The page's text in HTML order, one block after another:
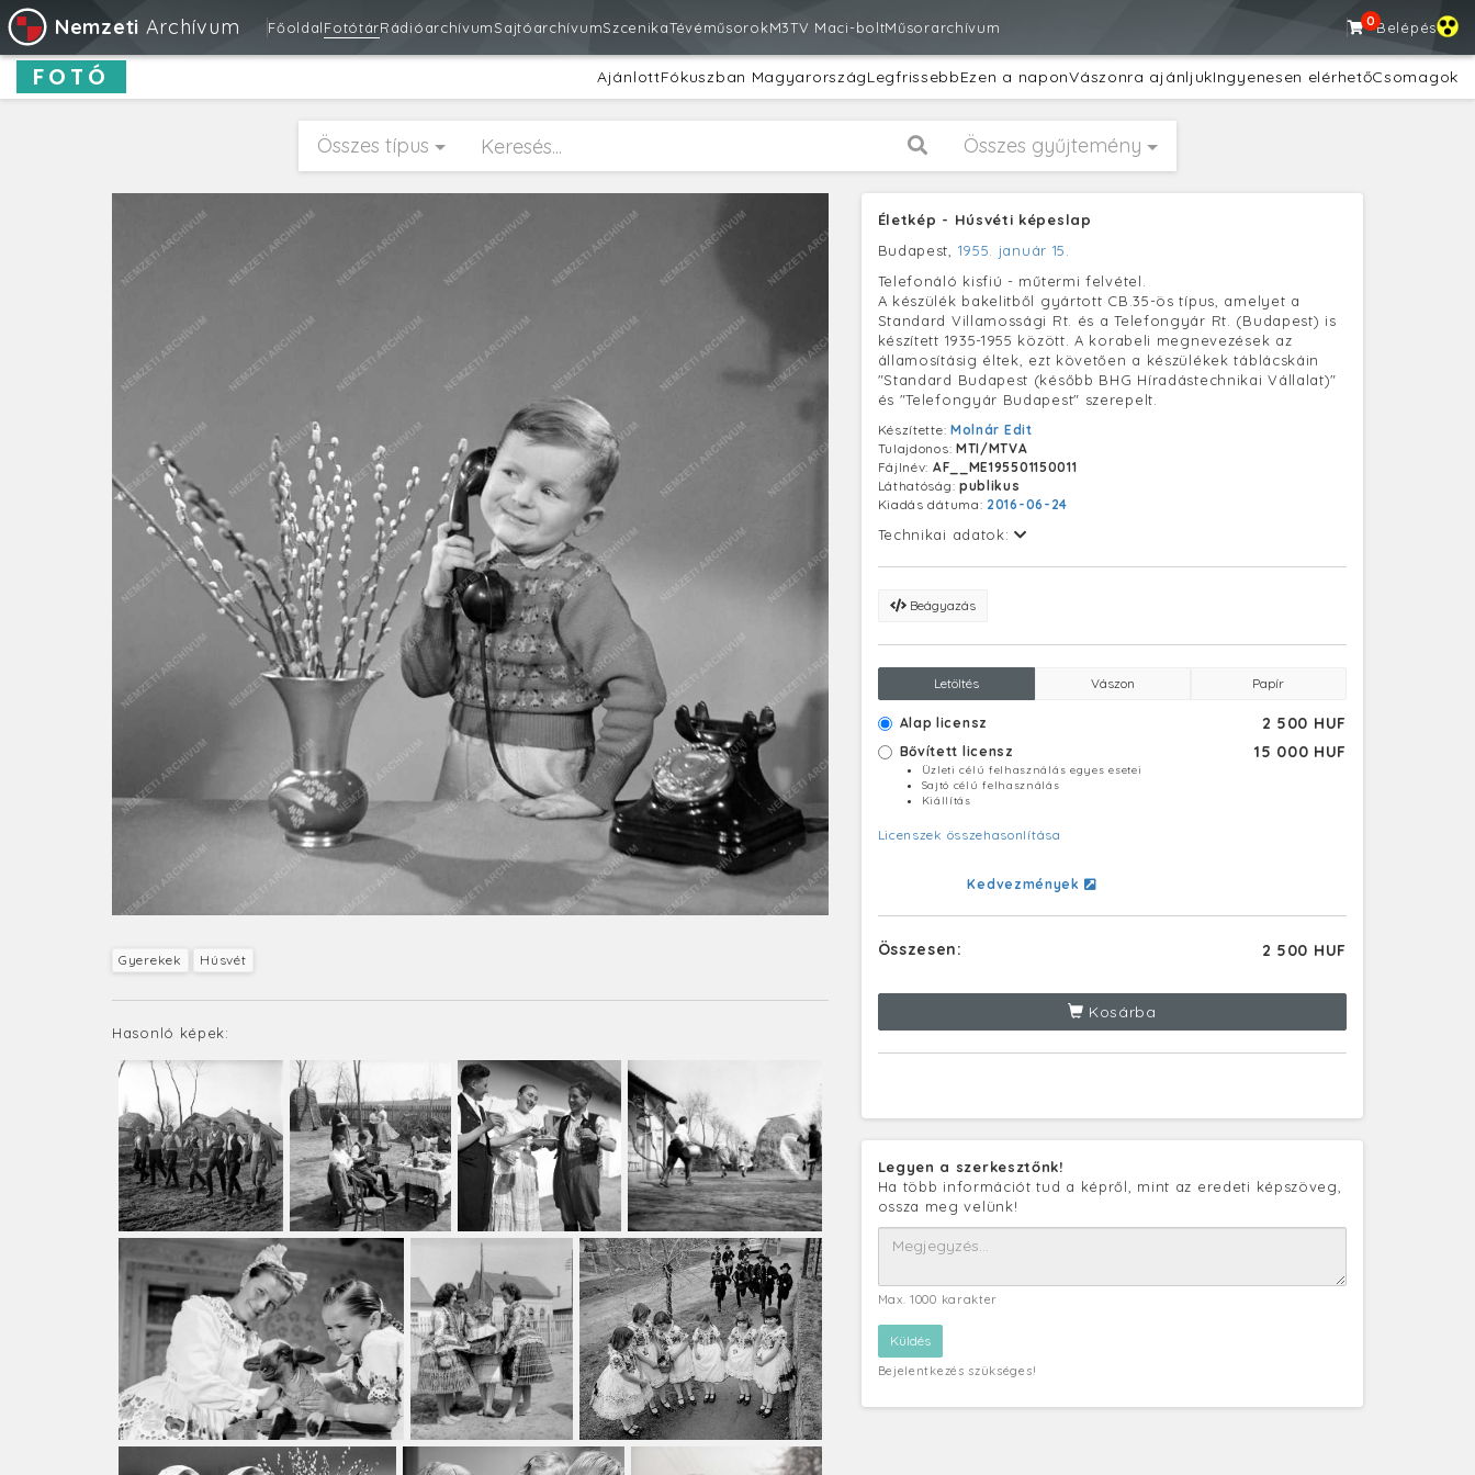
Nemzeti Archívum FőoldalFotótárRádióarchívumSajtóarchívumSzcenikaTévéműsorokM3TV Maci-boltMűsorarchívum 0Belépés
FOTÓ AjánlottFókuszban MagyarországLegfrissebbEzen a naponVászonra ajánljukIngyenesen elérhetőCsomagok
Összes típus Összes gyűjtemény
Gyerekek Húsvét
Hasonló képek:
Életkép - Húsvéti képeslap
Budapest, 1955. január 15.
Telefonáló kisfiú - műtermi felvétel.
A készülék bakelitből gyártott CB.35-ös típus, amelyet a
Standard Villamossági Rt. és a Telefongyár Rt. (Budapest) is
készített 1935-1955 között. A korabeli megnevezések az
államosításig éltek, ezt követően a készülékek táblácskáin
"Standard Budapest (később BHG Híradástechnikai Vállalat)"
és "Telefongyár Budapest" szerepelt.
Készítette: Molnár Edit
Tulajdonos: MTI/MTVA
Fájlnév: AF__ME195501150011
Láthatóság: publikus
Kiadás dátuma: 2016-06-24
Technikai adatok:
Beágyazás
Letöltés Vászon Papír
Alap licensz 2 500 HUF
Bővített licensz 15 000 HUF
Üzleti célú felhasználás egyes esetei
Sajtó célú felhasználás
Kiállítás
Licenszek összehasonlítása
Kedvezmények
Összesen: 2 500 HUF
Kosárba
Legyen a szerkesztőnk!
Ha több információt tud a képről, mint az eredeti képszöveg,
ossza meg velünk!
Max. 1000 karakter
Bejelentkezés szükséges!